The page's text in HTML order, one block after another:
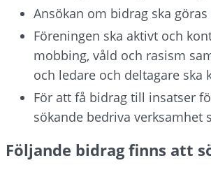
Ansökan om bidrag ska
Föreningen ska aktivt och
mobbing, våld och rasism
och ledare och deltagare ska
För att få bidrag till insatser
sökande bedriva
Följande bidrag finns att